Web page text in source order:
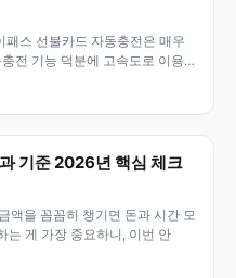
스 선불카드 자동충전은 매우
전 기능 덕분에 고속도로 이용
기준 2026년 핵심 체크
액을 꼼꼼히 챙기면 돈과 시간 모
는 게 가장 중요하니, 이번 안